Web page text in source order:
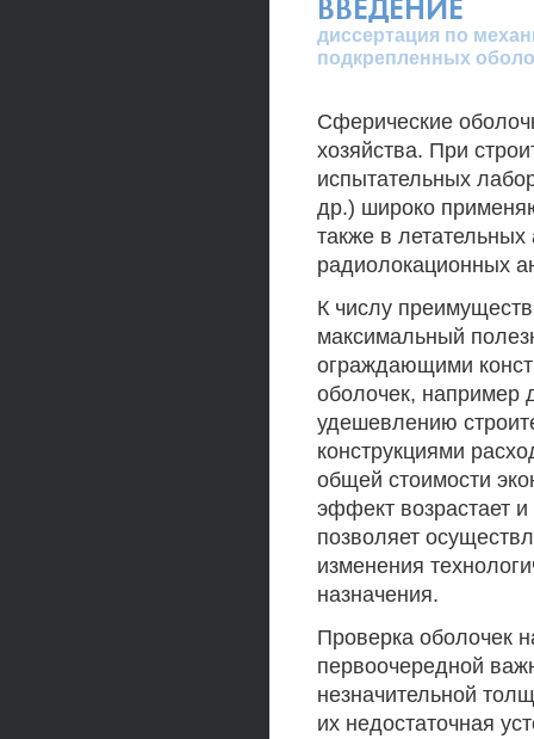
ВВЕДЕНИЕ
диссертация по
подкрепленных
Сферические
хозяйства. При
испытательных
др.) широко
также в летательных
радиолокационных
К числу
максимальный
ограждающими
оболочек, например
удешевлению
конструкциями
общей стоимости
эффект возрастает
позволяет
изменения
назначения.
Проверка оболочек
первоочередной
незначительной
их недостаточная